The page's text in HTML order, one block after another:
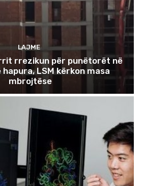
LAJME
rrezikun për punëtorët në
LSM kërkon masa
mbrojtëse